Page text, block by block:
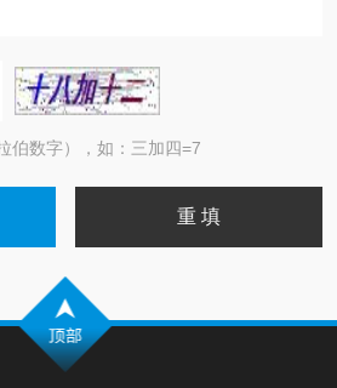
伯数字），如：三加四=7